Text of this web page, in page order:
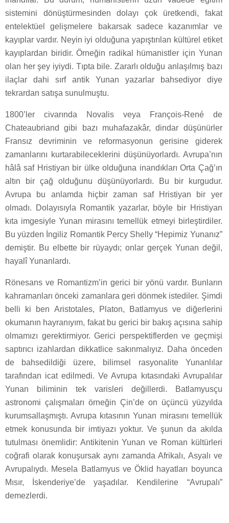
sistemini dönüştürmesinden dolayı çok üretkendi, fakat
entelektüel gelişmelere bakarsak sadece kazanımlar ve
kayıplar vardır. Neyin iyi olduğuna yapıştırılan kültürel etiket
kayıplardan biridir. Örneğin radikal hümanistler için Yunan
olan her şey iyiydi. Tıpta bile. Zararlı olduğu anlaşılmış bazı
ilaçlar dahi sırf antik Yunan yazarlar bahsediyor diye
tekrardan satışa sunulmuştu.
1800’ler civarında Novalis veya François-René de
Chateaubriand gibi bazı muhafazakâr, dindar düşünürler
Fransız devriminin ve reformasyonun gerisine giderek
zamanlarını kurtarabileceklerini düşünüyorlardı. Avrupa’nın
hâlâ saf Hristiyan bir ülke olduğuna inandıkları Orta Çağ’ın
altın bir çağ olduğunu düşünüyorlardı. Bu bir kurgudur.
Avrupa bu anlamda hiçbir zaman saf Hristiyan bir yer
olmadı. Dolayısıyla Romantik yazarlar, böyle bir Hristiyan
kıta imgesiyle Yunan mirasını temellük etmeyi birleştirdiler.
Bu yüzden İngiliz Romantik Percy Shelly “Hepimiz Yunanız”
demiştir. Bu elbette bir rüyaydı; onlar gerçek Yunan değil,
hayalî Yunanlardı.
Rönesans ve Romantizm’in gerici bir yönü vardır. Bunların
kahramanları önceki zamanlara geri dönmek istediler. Şimdi
belli ki ben Aristotales, Platon, Batlamyus ve diğerlerini
okumanın hayranıyım, fakat bu gerici bir bakış açısına sahip
olmamızı gerektirmiyor. Gerici perspektiflerden ve geçmişi
saptırıcı izahlardan dikkatlice sakınmalıyız. Daha önceden
de bahsedildiği üzere, bilimsel rasyonalite Yunanlılar
tarafından icat edilmedi. Ve Avrupa kıtasındaki Avrupalılar
Yunan biliminin tek varisleri değillerdi. Batlamyusçu
astronomi çalışmaları örneğin Çin’de on üçüncü yüzyılda
kurumsallaşmıştı. Avrupa kıtasının Yunan mirasını temellük
etmek konusunda bir imtiyazı yoktur. Ve şunun da akılda
tutulması önemlidir: Antikitenin Yunan ve Roman kültürleri
coğrafi olarak konuşursak aynı zamanda Afrikalı, Asyalı ve
Avrupalıydı. Mesela Batlamyus ve Öklid hayatları boyunca
Mısır, İskenderiye’de yaşadılar. Kendilerine “Avrupalı”
demezlerdi.